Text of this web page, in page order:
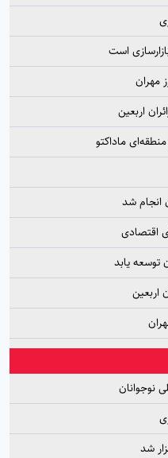
است
اربعین
ماداکتو
اقتصادی
توسعه یابد
نوجوانان
شد